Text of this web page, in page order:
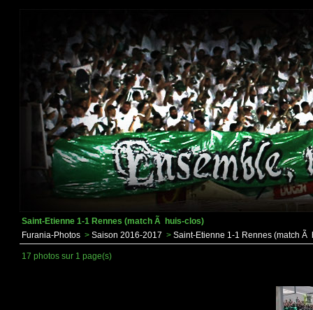
Saint-Etienne 1-1 Rennes (match Ã huis-clos)
Furania-Photos > Saison 2016-2017 > Saint-Etienne 1-1 Rennes (match Ã
17 photos sur 1 page(s)